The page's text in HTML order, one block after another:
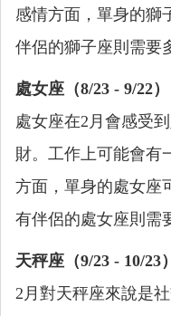
感情方面，單身的獅
伴侶的獅子座則需要
處女座（8/23 - 9/22）
處女座在2月會感受
財。工作上可能會有
方面，單身的處女座
有伴侶的處女座則需
天秤座（9/23 - 10/23）
2月對天秤座來說是